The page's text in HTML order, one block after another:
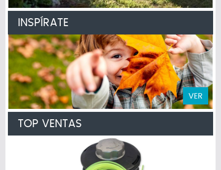
INSPÍRATE
VER
TOP VENTAS